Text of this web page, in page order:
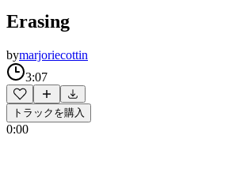
Erasing
bymarjoriecottin
3:07
トラックを購入
0:00